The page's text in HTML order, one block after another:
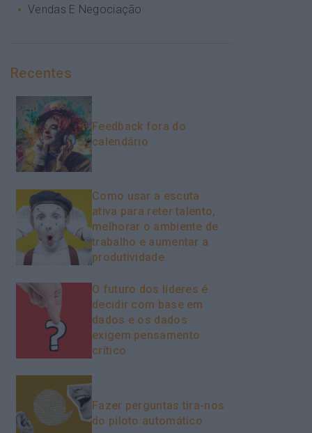
Vendas E Negociação
Recentes
Feedback fora do
calendário
Como usar a escuta
ativa para reter talento,
melhorar o ambiente de
trabalho e aumentar a
produtividade
O futuro dos líderes é
decidir com base em
dados e os dados
exigem pensamento
crítico
Fazer perguntas tira-nos
do piloto automático